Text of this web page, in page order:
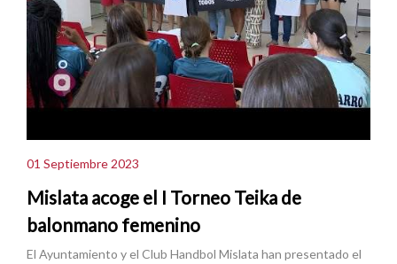
01 Septiembre 2023
Mislata acoge el I Torneo Teika de
balonmano femenino
El Ayuntamiento y el Club Handbol Mislata han presentado el